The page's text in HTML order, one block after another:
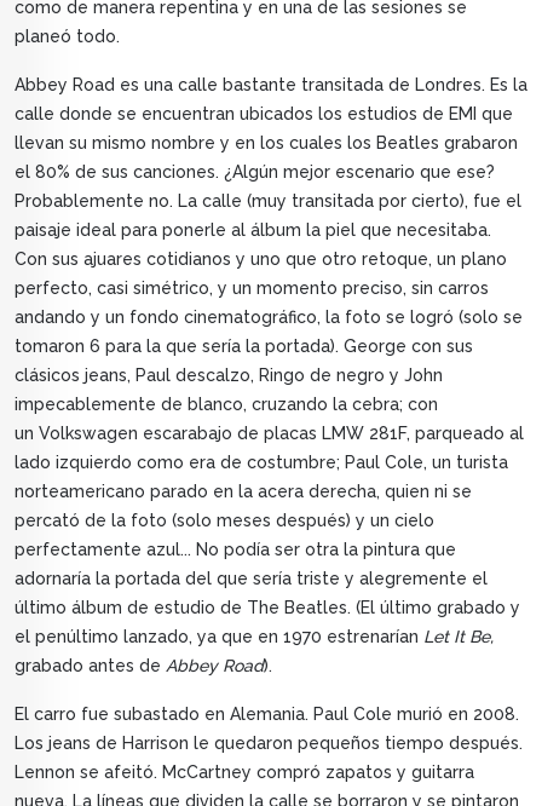
como de manera repentina y en una de las sesiones se
planeó todo.
Abbey Road es una calle bastante transitada de Londres. Es la
calle donde se encuentran ubicados los estudios de EMI que
llevan su mismo nombre y en los cuales los Beatles grabaron
el 80% de sus canciones. ¿Algún mejor escenario que ese?
Probablemente no. La calle (muy transitada por cierto), fue el
paisaje ideal para ponerle al álbum la piel que necesitaba.
Con sus ajuares cotidianos y uno que otro retoque, un plano
perfecto, casi simétrico, y un momento preciso, sin carros
andando y un fondo cinematográfico, la foto se logró (solo se
tomaron 6 para la que sería la portada). George con sus
clásicos jeans, Paul descalzo, Ringo de negro y John
impecablemente de blanco, cruzando la cebra; con
un Volkswagen escarabajo de placas LMW 281F, parqueado al
lado izquierdo como era de costumbre; Paul Cole, un turista
norteamericano parado en la acera derecha, quien ni se
percató de la foto (solo meses después) y un cielo
perfectamente azul... No podía ser otra la pintura que
adornaría la portada del que sería triste y alegremente el
último álbum de estudio de The Beatles. (El último grabado y
el penúltimo lanzado, ya que en 1970 estrenarían Let It Be,
grabado antes de Abbey Road).
El carro fue subastado en Alemania. Paul Cole murió en 2008.
Los jeans de Harrison le quedaron pequeños tiempo después.
Lennon se afeitó. McCartney compró zapatos y guitarra
nueva. La líneas que dividen la calle se borraron y se pintaron